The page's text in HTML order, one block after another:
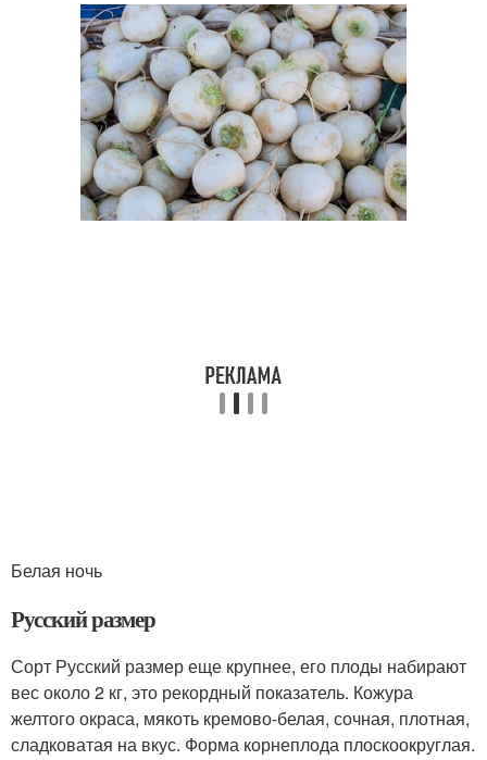
Белая ночь
Русский размер
Сорт Русский размер еще крупнее, его плоды набирают
вес около 2 кг, это рекордный показатель. Кожура
желтого окраса, мякоть кремово-белая, сочная, плотная,
сладковатая на вкус. Форма корнеплода плоскоокруглая.